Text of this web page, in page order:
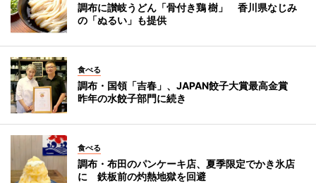
調布に讃岐うどん「骨付き鶏 樹」 香川県なじみ
の「ぬるい」も提供
食べる
調布・国領「吉春」、JAPAN餃子大賞最高金賞
昨年の水餃子部門に続き
食べる
調布・布田のパンケーキ店、夏季限定でかき氷店
に 鉄板前の灼熱地獄を回避